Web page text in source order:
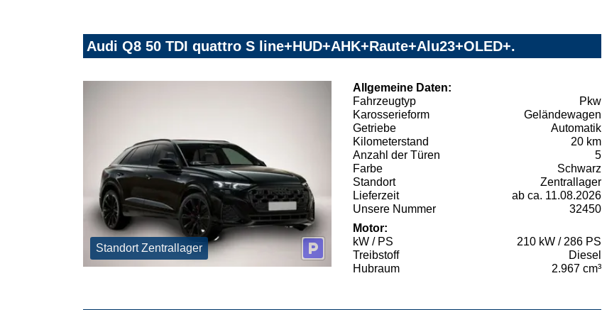
Audi Q8 50 TDI quattro S line+HUD+AHK+Raute+Alu23+OLED+.
Standort Zentrallager
Allgemeine Daten:
Fahrzeugtyp
Pkw
Karosserieform
Geländewagen
Getriebe
Automatik
Kilometerstand
20 km
Anzahl der Türen
5
Farbe
Schwarz
Standort
Zentrallager
Lieferzeit
ab ca. 11.08.2026
Unsere Nummer
32450
Motor:
kW / PS
210 kW / 286 PS
Treibstoff
Diesel
Hubraum
2.967 cm³